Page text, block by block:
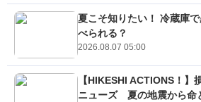
夏こそ知りたい！ 冷蔵庫
べられる？
2026.08.07 05:00
【HIKESHI ACTIONS！】
ニューズ 夏の地震から命